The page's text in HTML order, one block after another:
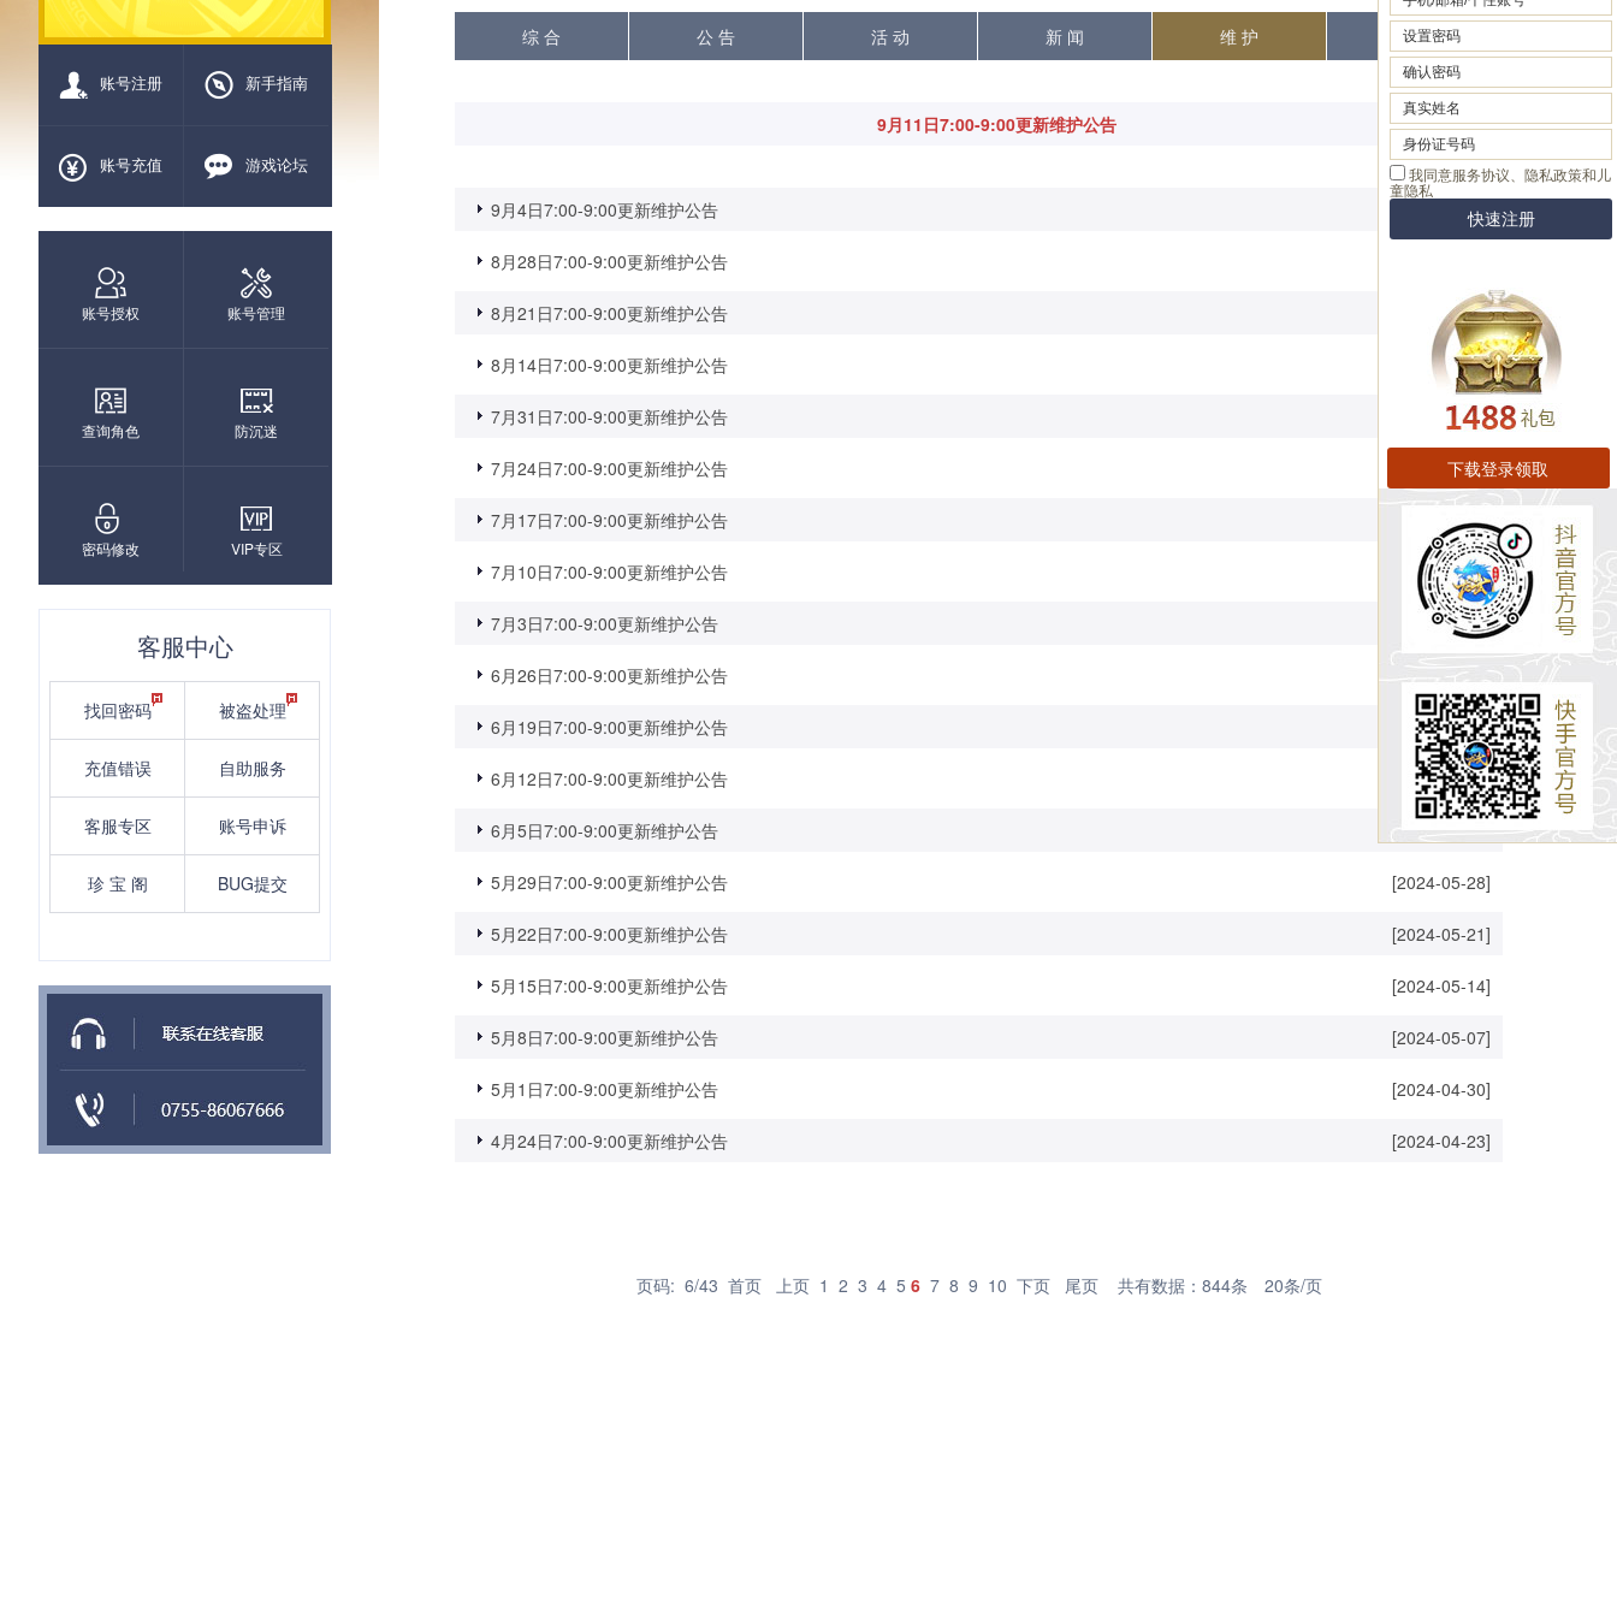
账号注册 新手指南
账号充值 游戏论坛
账号授权 账号管理
查询角色 防沉迷
密码修改 VIP专区
客服中心
找回密码 被盗处理
充值错误 自助服务
客服专区 账号申诉
珍 宝 阁 BUG提交
综 合 公 告 活 动 新 闻 维 护 热 点
9月11日7:00-9:00更新维护公告
[2024-09-03]
9月4日7:00-9:00更新维护公告
8月28日7:00-9:00更新维护公告
[2024-08-20]
8月21日7:00-9:00更新维护公告
[2024-08-06]
8月14日7:00-9:00更新维护公告
[2024-07-30]
7月31日7:00-9:00更新维护公告
[2024-07-23]
7月24日7:00-9:00更新维护公告
[2024-07-16]
7月17日7:00-9:00更新维护公告
[2024-07-09]
7月10日7:00-9:00更新维护公告
[2024-07-02]
7月3日7:00-9:00更新维护公告
[2024-06-25]
6月26日7:00-9:00更新维护公告
[2024-06-18]
6月19日7:00-9:00更新维护公告
[2024-06-11]
6月12日7:00-9:00更新维护公告
[2024-06-04]
6月5日7:00-9:00更新维护公告
[2024-05-28]
5月29日7:00-9:00更新维护公告
[2024-05-21]
5月22日7:00-9:00更新维护公告
[2024-05-14]
5月15日7:00-9:00更新维护公告
[2024-05-07]
5月8日7:00-9:00更新维护公告
[2024-04-30]
5月1日7:00-9:00更新维护公告
[2024-04-23]
4月24日7:00-9:00更新维护公告
页码: 6/43 首页 上页 1 2 3 4 5 6 7 8 9 10 下页 尾页共有数据：844条 20条/页
下载登录领取